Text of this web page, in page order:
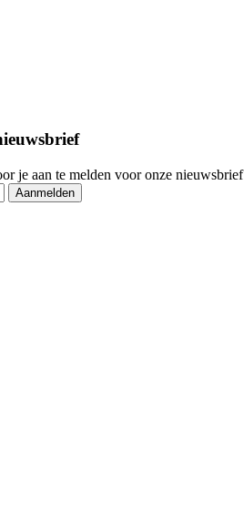
je aan te melden voor onze nieuwsbrief
Aanmelden